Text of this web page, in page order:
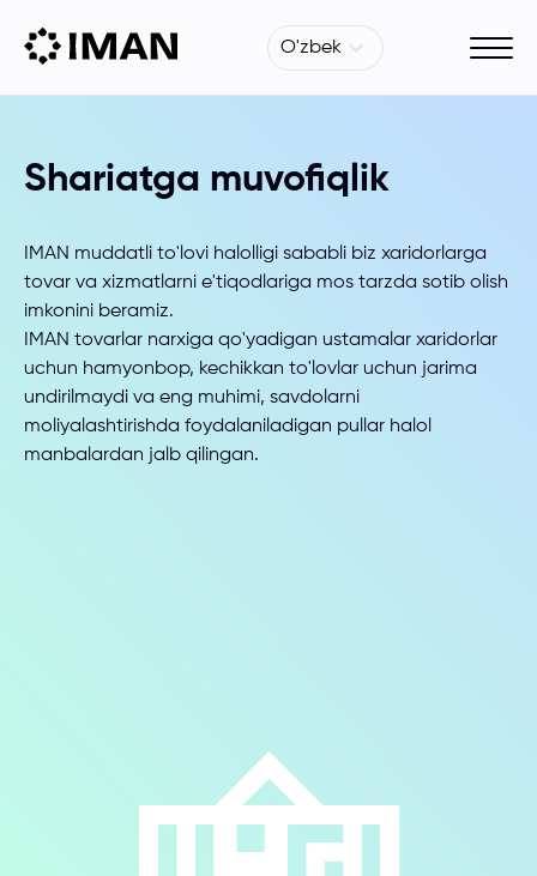
O'zbek
Shariatga muvofiqlik
IMAN muddatli to'lovi halolligi sababli biz xaridorlarga
tovar va xizmatlarni e'tiqodlariga mos tarzda sotib olish
imkonini beramiz.
IMAN tovarlar narxiga qo'yadigan ustamalar xaridorlar
uchun hamyonbop, kechikkan to'lovlar uchun jarima
undirilmaydi va eng muhimi, savdolarni
moliyalashtirishda foydalaniladigan pullar halol
manbalardan jalb qilingan.